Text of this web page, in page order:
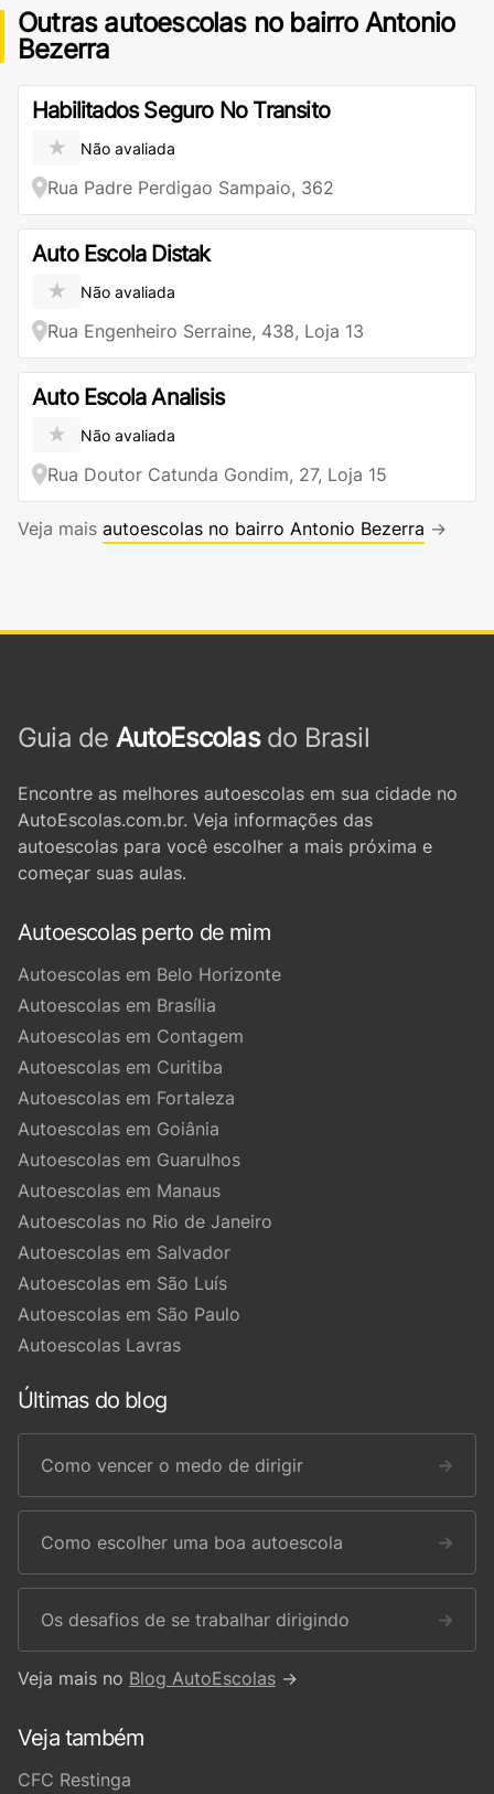
Outras autoescolas no bairro Antonio
Bezerra
Habilitados Seguro No Transito
★ Não avaliada
Rua Padre Perdigao Sampaio, 362
Auto Escola Distak
★ Não avaliada
Rua Engenheiro Serraine, 438, Loja 13
Auto Escola Analisis
★ Não avaliada
Rua Doutor Catunda Gondim, 27, Loja 15
Veja mais autoescolas no bairro Antonio Bezerra →
Guia de AutoEscolasdo Brasil
Encontre as melhores autoescolas em sua cidade no
AutoEscolas.com.br. Veja informações das
autoescolas para você escolher a mais próxima e
começar suas aulas.
Autoescolas perto de mim
Autoescolas em Belo Horizonte
Autoescolas em Brasília
Autoescolas em Contagem
Autoescolas em Curitiba
Autoescolas em Fortaleza
Autoescolas em Goiânia
Autoescolas em Guarulhos
Autoescolas em Manaus
Autoescolas no Rio de Janeiro
Autoescolas em Salvador
Autoescolas em São Luís
Autoescolas em São Paulo
Autoescolas Lavras
Últimas do blog
Como vencer o medo de dirigir →
Como escolher uma boa autoescola →
Os desafios de se trabalhar dirigindo →
Veja mais no Blog AutoEscolas →
Veja também
CFC Restinga